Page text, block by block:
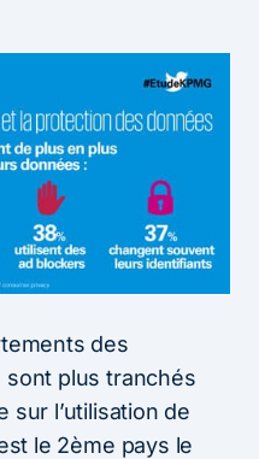
des
plus tranchés
sur l’utilisation de
le 2ème pays le